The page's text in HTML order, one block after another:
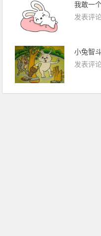
我敢一
发表评
小兔智
发表评